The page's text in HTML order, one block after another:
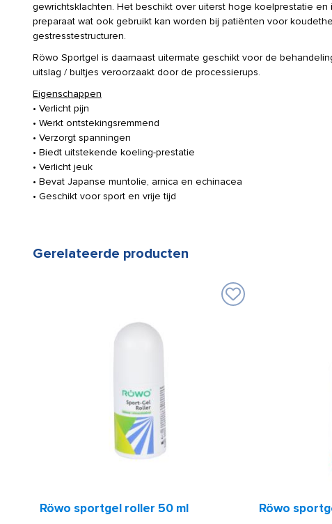
gewrichtsklachten. Het beschikt over uiterst hoge koelprestatie en
preparaat wat ook gebruikt kan worden bij patiënten voor
gestresstestructuren.
Röwo Sportgel is daarnaast uitermate geschikt voor de
uitslag / bultjes veroorzaakt door de processierups.
Eigenschappen
• Verlicht pijn
• Werkt ontstekingsremmend
• Verzorgt spanningen
• Biedt uitstekende koeling-prestatie
• Verlicht jeuk
• Bevat Japanse muntolie, arnica en echinacea
• Geschikt voor sport en vrije tijd
Gerelateerde producten
Röwo sportgel roller 50 ml Röwo